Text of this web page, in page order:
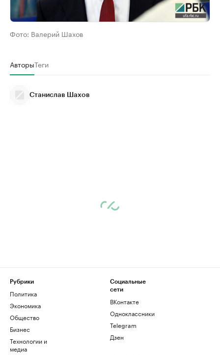
Фото: Валерий Шахов
АвторыТеги
Станислав Шахов
Рубрики
Политика
Экономика
Общество
Бизнес
Технологии и
медиа
Социальные
сети
ВКонтакте
Одноклассники
Telegram
Дзен